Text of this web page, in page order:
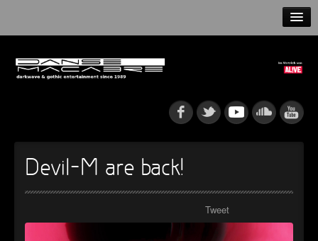
NEWS
Devil-M are back!
Tweet